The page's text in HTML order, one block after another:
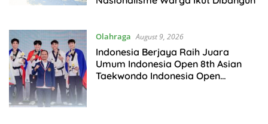
Olahraga August 9, 2026
Indonesia Berjaya Raih Juara
Umum Indonesia Open 8th Asian
Taekwondo Indonesia Open